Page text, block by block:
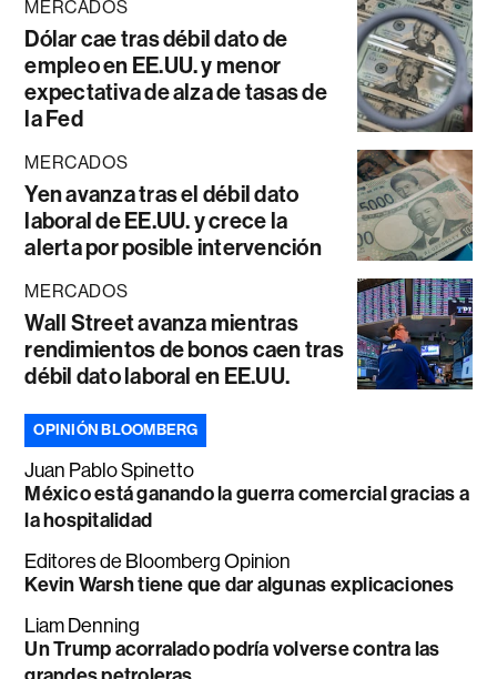
MERCADOS
Dólar cae tras débil dato de
empleo en EE.UU. y menor
expectativa de alza de tasas de
la Fed
MERCADOS
Yen avanza tras el débil dato
laboral de EE.UU. y crece la
alerta por posible intervención
MERCADOS
Wall Street avanza mientras
rendimientos de bonos caen tras
débil dato laboral en EE.UU.
OPINIÓN BLOOMBERG
Juan Pablo Spinetto
México está ganando la guerra comercial gracias a
la hospitalidad
Editores de Bloomberg Opinion
Kevin Warsh tiene que dar algunas explicaciones
Liam Denning
Un Trump acorralado podría volverse contra las